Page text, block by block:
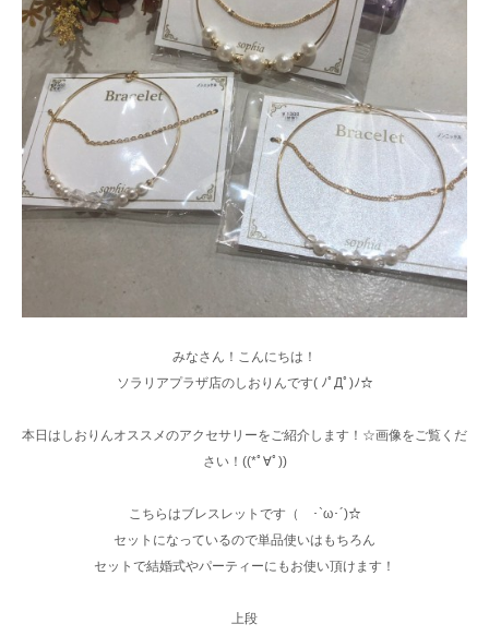
みなさん！こんにちは！
ソラリアプラザ店のしおりんです( ﾉﾟДﾟ)ﾉ☆
本日はしおりんオススメのアクセサリーをご紹介します！☆画像をご覧くだ
さい！((*ﾟ∀ﾟ))
こちらはブレスレットです（ ･`ω･´)☆
セットになっているので単品使いはもちろん
セットで結婚式やパーティーにもお使い頂けます！
上段